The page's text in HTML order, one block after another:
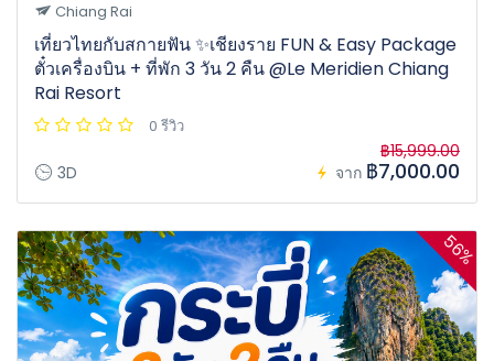
Chiang Rai
เที่ยวไทยกับสกายฟัน ✨เชียงราย FUN & Easy Package
ตั๋วเครื่องบิน + ที่พัก 3 วัน 2 คืน @Le Meridien Chiang
Rai Resort
0 รีวิว
3D จาก
฿15,999.00
฿7,000.00
56%